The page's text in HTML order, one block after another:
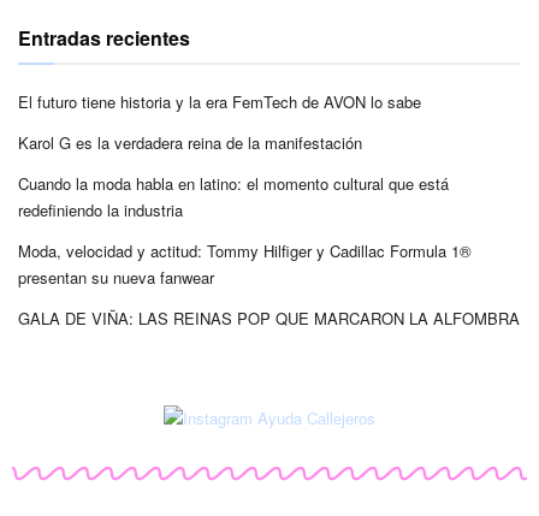
Entradas recientes
El futuro tiene historia y la era FemTech de AVON lo sabe
Karol G es la verdadera reina de la manifestación
Cuando la moda habla en latino: el momento cultural que está
redefiniendo la industria
Moda, velocidad y actitud: Tommy Hilfiger y Cadillac Formula 1®
presentan su nueva fanwear
GALA DE VIÑA: LAS REINAS POP QUE MARCARON LA ALFOMBRA